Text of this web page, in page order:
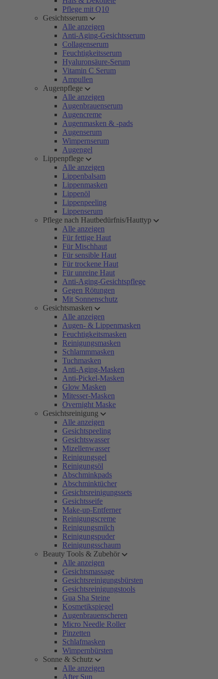
Pflege mit Q10
Gesichtsserum
Alle anzeigen
Anti-Aging-Gesichtsserum
Collagenserum
Feuchtigkeitsserum
Hyaluronsäure-Serum
Vitamin C Serum
Ampullen
Augenpflege
Alle anzeigen
Augenbrauenserum
Augencreme
Augenmasken & -pads
Augenserum
Wimpernserum
Augengel
Lippenpflege
Alle anzeigen
Lippenbalsam
Lippenmasken
Lippenöl
Lippenpeeling
Lippenserum
Pflege nach Hautbedürfnis/Hauttyp
Alle anzeigen
Für fettige Haut
Für Mischhaut
Für sensible Haut
Für trockene Haut
Für unreine Haut
Anti-Aging-Gesichtspflege
Gegen Rötungen
Mit Sonnenschutz
Gesichtsmasken
Alle anzeigen
Augen- & Lippenmasken
Feuchtigkeitsmasken
Reinigungsmasken
Schlammmasken
Tuchmasken
Anti-Aging-Masken
Anti-Pickel-Masken
Glow Masken
Mitesser-Masken
Overnight Maske
Gesichtsreinigung
Alle anzeigen
Gesichtspeeling
Gesichtswasser
Mizellenwasser
Reinigungsgel
Reinigungsöl
Abschminkpads
Abschminktücher
Gesichtsreinigungssets
Gesichtsseife
Make-up-Entferner
Reinigungscreme
Reinigungsmilch
Reinigungspuder
Reinigungsschaum
Beauty Tools & Zubehör
Alle anzeigen
Gesichtsmassage
Gesichtsreinigungsbürsten
Gesichtsreinigungstools
Gua Sha Steine
Kosmetikspiegel
Augenbrauenscheren
Micro Needle Roller
Pinzetten
Schlafmasken
Wimpernbürsten
Sonne & Schutz
Alle anzeigen
After Sun